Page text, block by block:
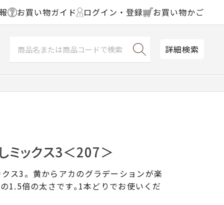
お買い物ガイド ログイン・登録 お買い物かご
詳細検索
ミックス3＜207＞
ス3。黄からアカのグラデーションが楽
1.5倍の太さです｡1本どりでお使いくだ